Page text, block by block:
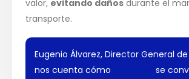
valor, evitando daños durante el
transporte.
Eugenio Álvarez, Director General
nos cuenta cómo
se